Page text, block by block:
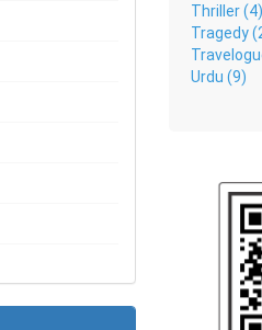
Thriller (4)
Tragedy
Urdu (9)